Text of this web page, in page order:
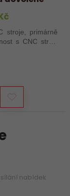
stroje, primárně
nabídek